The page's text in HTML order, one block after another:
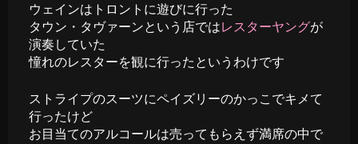
ウェインはトロントに遊びに行った
タウン・タヴァーンという店ではレスターヤングが
演奏していた
憧れのレスターを観に行ったというわけです
ストライプのスーツにペイズリーのかっこでキメて
行ったけど
お目当てのアルコールは売ってもらえず満席の中で